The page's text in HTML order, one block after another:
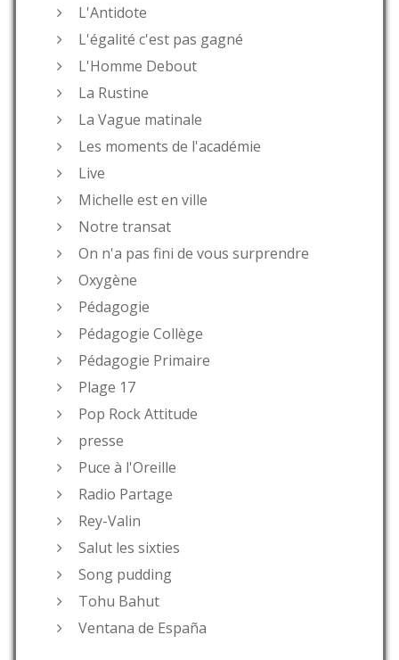
L'Antidote
L'égalité c'est pas gagné
L'Homme Debout
La Rustine
La Vague matinale
Les moments de l'académie
Live
Michelle est en ville
Notre transat
On n'a pas fini de vous surprendre
Oxygène
Pédagogie
Pédagogie Collège
Pédagogie Primaire
Plage 17
Pop Rock Attitude
presse
Puce à l'Oreille
Radio Partage
Rey-Valin
Salut les sixties
Song pudding
Tohu Bahut
Ventana de España